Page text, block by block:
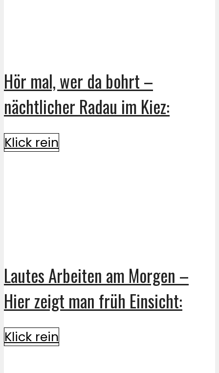
Hör mal, wer da bohrt –
nächtlicher Radau im Kiez:
Klick rein
Lautes Arbeiten am Morgen –
Hier zeigt man früh Einsicht:
Klick rein